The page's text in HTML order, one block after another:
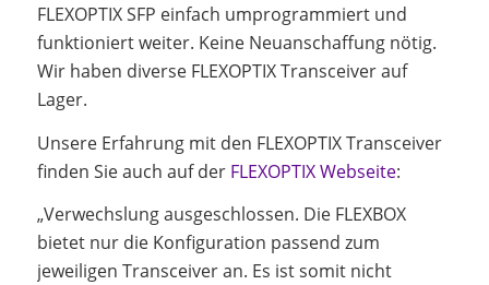
FLEXOPTIX SFP einfach umprogrammiert und
funktioniert weiter. Keine Neuanschaffung nötig.
Wir haben diverse FLEXOPTIX Transceiver auf
Lager.
Unsere Erfahrung mit den FLEXOPTIX Transceiver
finden Sie auch auf der FLEXOPTIX Webseite:
„Verwechslung ausgeschlossen. Die FLEXBOX
bietet nur die Konfiguration passend zum
jeweiligen Transceiver an. Es ist somit nicht